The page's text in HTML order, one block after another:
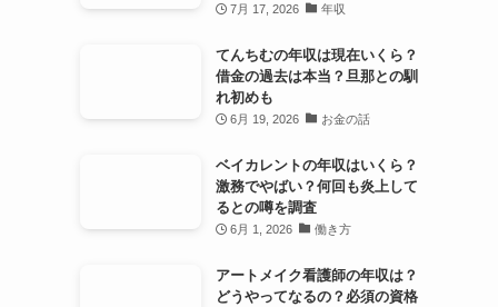
7月 17, 2026 年収
てんちむの年収は現在いくら？
借金の過去は本当？旦那との馴
れ初めも
6月 19, 2026 お金の話
ベイカレントの年収はいくら？
激務でやばい？何回も炎上して
るとの噂を調査
6月 1, 2026 働き方
アートメイク看護師の年収は？
どうやってなるの？必須の資格